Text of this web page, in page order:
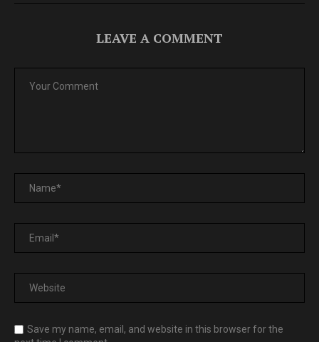
LEAVE A COMMENT
Save my name, email, and website in this browser for the